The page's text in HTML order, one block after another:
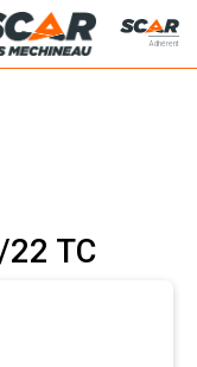
Adhérent
TC